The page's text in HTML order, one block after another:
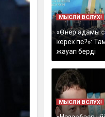
МЫСЛИ ВСЛУХ!
«Өнер адамы
керек пе?»:
жауап берді
МЫСЛИ ВСЛУХ!